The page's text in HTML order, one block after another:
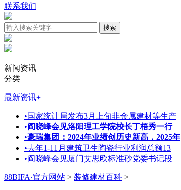
联系我们
新闻资讯
分类
最新资讯+
•国家统计局发布3月上旬非金属建材等生产
•阎晓峰会见洛阳理工学院校长丁梧秀一行
•豪瑞集团：2024年业绩创历史新高，2025年
•去年1-11月建筑卫生陶瓷行业利润总额13
•阎晓峰会见厦门艾思欧标准砂党委书记段
88BIFA·官方网站 > 装修建材百科 >